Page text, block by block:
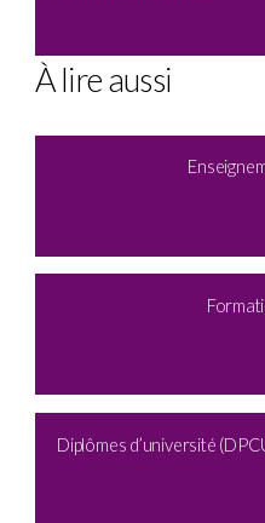
À lire aussi
Diplômes d’université